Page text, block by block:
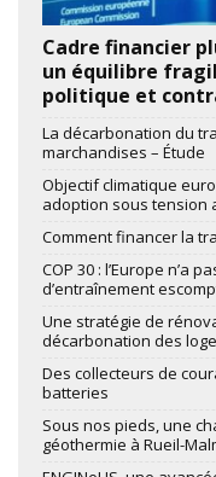
Cadre financier
un équilibre
politique et
La décarbonation du
marchandises – Étude
Objectif climatique
adoption sous tension
Comment financer la
COP 30 : l’Europe n’a
d’entraînement
Une stratégie de
décarbonation des
Des collecteurs de
batteries
Sous nos pieds, une
géothermie à Rueil-